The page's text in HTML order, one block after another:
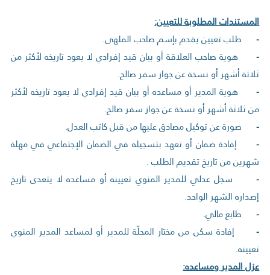
المستندات المطلوبة للتعيين:
- طلب تعيين يقدم بإسم صاحب الملهى.
- هوية صاحب العلاقة أو بيان قيد إفرادي لا يعود تاريخه لأكثر من
ثلاثة أشهر أو نسخة عن جواز سفر صالح.
- هوية المدير أو مساعده أو بيان قيد إفرادي لا يعود تاريخه لأكثر
من ثلاثة أشهر أو نسخة عن جواز سفر صالح.
- صورة عن توكيل مصادق عليها من قبل كاتب العدل.
- إفادة ضمان أو تعهد بتسجيله في الضمان الإجتماعي في مهلة
شهرين من تاريخ تقديم الطلب .
- سجل عدلي للمدير المنوي تعيينه أو مساعده لا يتعدى تاريخ
إصداره الشهر الواحد.
- طابع مالي.
- إفادة سكن من مختار المحلّة للمدير أو لمساعد المدير المنوي
تعيينه.
عزل المدير ومساعده: